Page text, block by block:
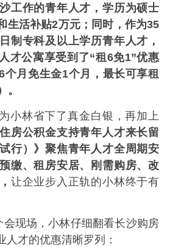
工作的青年人才，学历为硕士
生活补贴2万元；同时，作为35
制专科及以上学历青年人才，
才公寓享受到了“租6免1”优惠
个月免生金1个月，最长可享租
。
小林省下了真金白银，再加上
房公积金支持青年人才来长留
行）》聚焦青年人才全周期安
缴、租房安居、刚需购房、改
让企业步入正轨的小林终于有
会现场，小林仔细翻看长沙购房
人才的优惠清晰罗列：